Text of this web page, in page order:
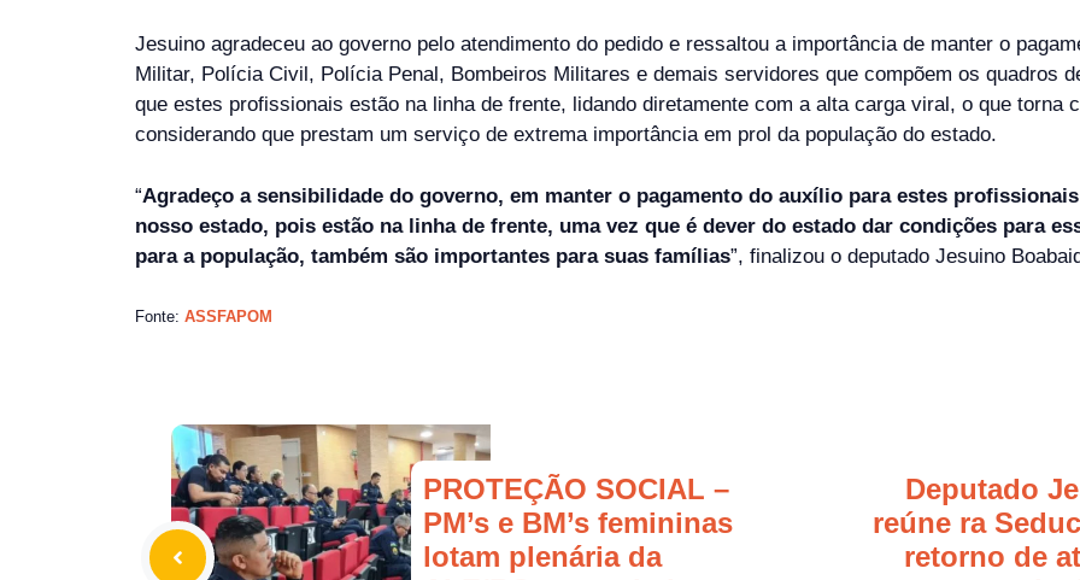
Jesuino agradeceu ao governo pelo atendimento do pedido e ressaltou a importância de manter o
Militar, Polícia Civil, Polícia Penal, Bombeiros Militares e demais servidores que compõem os quadros
que estes profissionais estão na linha de frente, lidando diretamente com a alta carga viral, o que torna
considerando que prestam um serviço de extrema importância em prol da população do estado.
“Agradeço a sensibilidade do governo, em manter o pagamento do auxílio para estes
nosso estado, pois estão na linha de frente, uma vez que é dever do estado dar condições para
para a população, também são importantes para suas famílias”, finalizou o deputado Jesuino
Fonte: ASSFAPOM
PROTEÇÃO SOCIAL –
PM’s e BM’s femininas
lotam plenária da
Deputado
reúne ra
retorno de